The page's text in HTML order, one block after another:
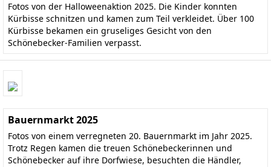
Fotos von der Halloweenaktion 2025. Die Kinder konnten
Kürbisse schnitzen und kamen zum Teil verkleidet. Über 100
Kürbisse bekamen ein gruseliges Gesicht von den
Schönebecker-Familien verpasst.
Bauernmarkt 2025
Fotos von einem verregneten 20. Bauernmarkt im Jahr 2025.
Trotz Regen kamen die treuen Schönebeckerinnen und
Schönebecker auf ihre Dorfwiese, besuchten die Händler,